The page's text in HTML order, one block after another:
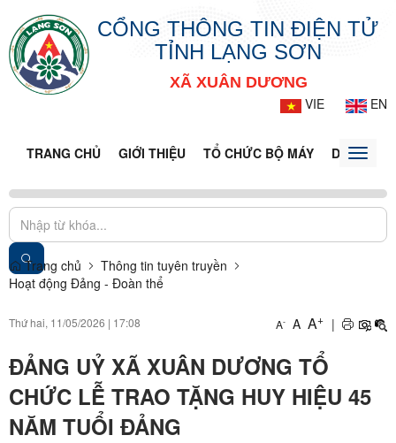
CỔNG THÔNG TIN ĐIỆN TỬ
TỈNH LẠNG SƠN
XÃ XUÂN DƯƠNG
VIE
EN
TRANG CHỦ GIỚI THIỆU TỔ CHỨC BỘ MÁY DOANH
Toggle
Trang chủ
Thông tin tuyên truyền
Hoạt động Đảng - Đoàn thể
Thứ hai, 11/05/2026 | 17:08 A- A A+ |
ĐẢNG UỶ XÃ XUÂN DƯƠNG TỔ
CHỨC LỄ TRAO TẶNG HUY HIỆU 45
NĂM TUỔI ĐẢNG